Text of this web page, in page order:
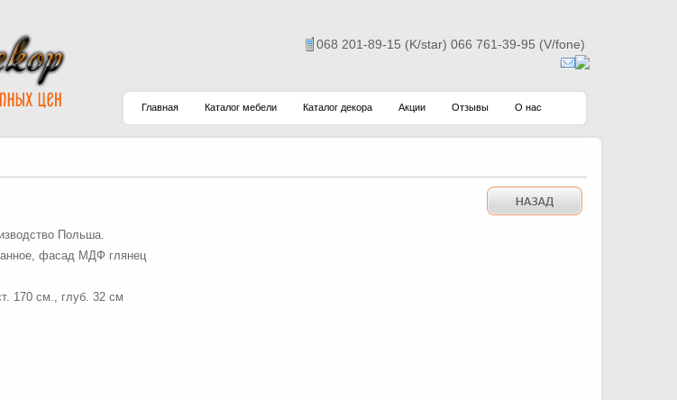
068 201-89-15 (K/star) 066 761-39-95 (V/fone)
Главная Каталог мебели Каталог декора Акции Отзывы О нас
Польша.
фасад МДФ глянец
170 см., глуб. 32 см